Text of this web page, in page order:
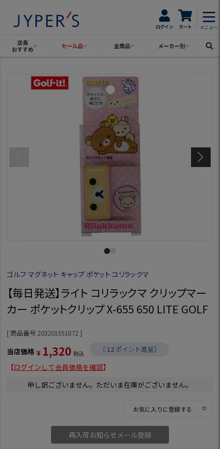
ログイン カート メニュー
店長
おすすめ
セール品 全商品 メーカー別
ゴルフ マグネット キャップ ポケット コリラックマ
【毎日発送】ライト コリラックマ クリップマー
カー ポケットクリップ X-655 650 LITE GOLF
商品番号 203201551872
当店価格 ¥ 1,320 税込 ［12 ポイント進呈］
【ログインして会員価格を確認】
申し訳ございません。ただいま在庫がございません。
お気に入りに登録する
再入荷お知らせメール登録